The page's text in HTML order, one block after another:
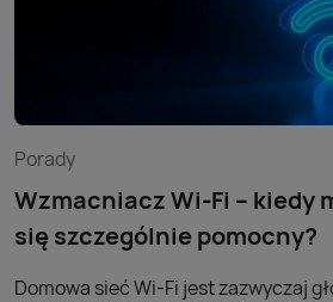
Porady
Wzmacniacz Wi-Fi – kiedy
się szczególnie pomocny?
Domowa sieć Wi-Fi jest zazwyczaj